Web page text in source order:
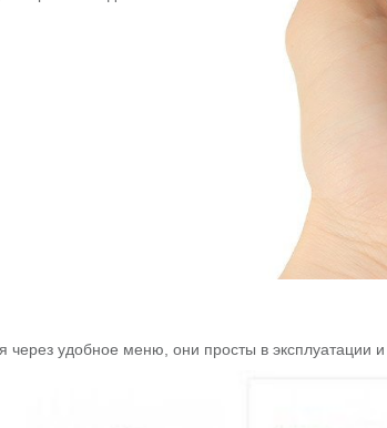
через удобное меню, они просты в